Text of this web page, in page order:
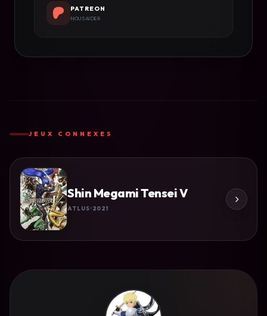
PATREON
NOUS AIDER
JEUX CONNEXES
Shin Megami Tensei V
ATLUS 2021